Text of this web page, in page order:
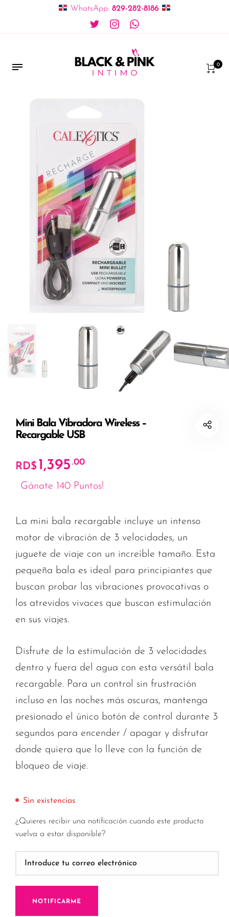
WhatsApp: 829-282-8186
0
Mini Bala Vibradora Wireless –
Recargable USB
RD$ 1,395 .00
Gánate 140 Puntos!
La mini bala recargable incluye un intenso
motor de vibración de 3 velocidades, un
juguete de viaje con un increíble tamaño. Esta
pequeña bala es ideal para principiantes que
buscan probar las vibraciones provocativas o
los atrevidos vivaces que buscan estimulación
en sus viajes.
Disfrute de la estimulación de 3 velocidades
dentro y fuera del agua con esta versátil bala
recargable. Para un control sin frustración
incluso en las noches más oscuras, mantenga
presionado el único botón de control durante 3
segundos para encender / apagar y disfrutar
donde quiera que lo lleve con la función de
bloqueo de viaje.
Sin existencias
¿Quieres recibir una notificación cuando este producto
vuelva a estar disponible?
NOTIFICARME